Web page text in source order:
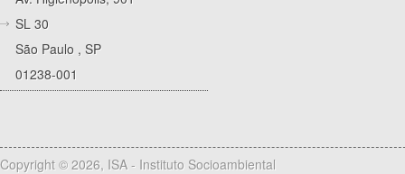
SL 30
São Paulo , SP
01238-001
Copyright © 2026, ISA - Instituto Socioambiental